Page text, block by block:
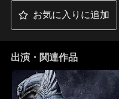
お気に入りに追加
出演・関連作品